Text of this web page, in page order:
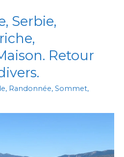
Serbie,
Retour
, Randonnée, Sommet,